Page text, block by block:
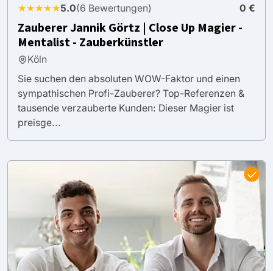
★★★★★5.0(6 Bewertungen) 0 €
Zauberer Jannik Görtz | Close Up Magier -
Mentalist - Zauberkünstler
Köln
Sie suchen den absoluten WOW-Faktor und einen
sympathischen Profi-Zauberer? Top-Referenzen &
tausende verzauberte Kunden: Dieser Magier ist
preisge...